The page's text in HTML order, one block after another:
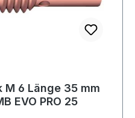
EVO PRO 25